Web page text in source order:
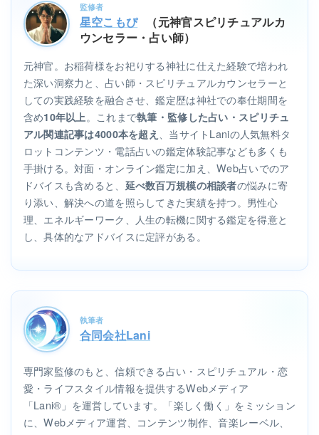
監修者
星空こもぴ
（元神官スピリチュアルカ
ウンセラー・占い師）
元神官。お稲荷様をお祀りする神社に仕えた経験で培われ
た深い洞察力と、占い師・スピリチュアルカウンセラーと
しての実践経験を融合させ、鑑定歴は神社での奉仕期間を
含め10年以上 。これまで執筆・監修した占い・スピリチュ
アル関連記事は4000本を超え
、当サイトLaniの人気無料タ
ロットコンテンツ・電話占いの鑑定体験記事なども多くも
手掛ける。対面・オンライン鑑定に加え、Web占いでのア
ドバイスも含めると、 延べ数百万規模の相談者の悩みに寄
り添い、解決への道を照らしてきた実績を持つ。男性心
理、エネルギーワーク、人生の転機に関する鑑定を得意と
し、具体的なアドバイスに定評がある。
執筆者
合同会社Lani
専門家監修のもと、信頼できる占い・スピリチュアル・恋
愛・ライフスタイル情報を提供するWebメディア
「Lani®」を運営しています。「楽しく働く」をミッション
に、Webメディア運営、コンテンツ制作、音楽レーベル、